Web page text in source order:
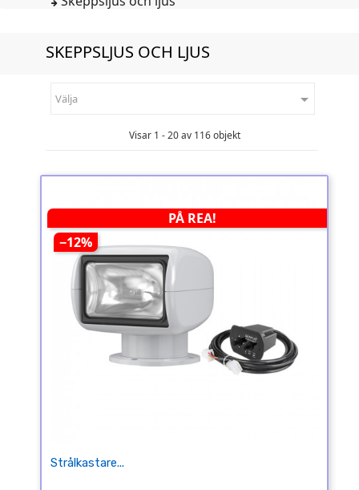
SKEPPSLJUS OCH LJUS
Välja 
Visar 1 - 20 av 116 objekt
PÅ REA!
−12%
Strålkastare...